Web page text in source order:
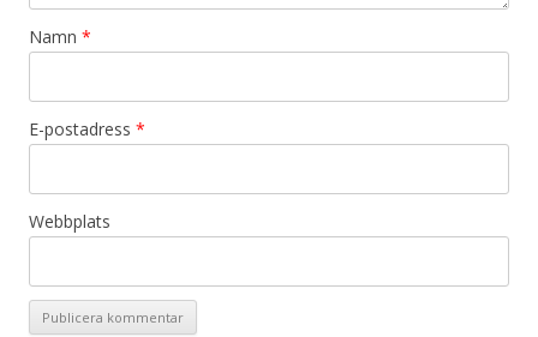
Namn *
E-postadress *
Webbplats